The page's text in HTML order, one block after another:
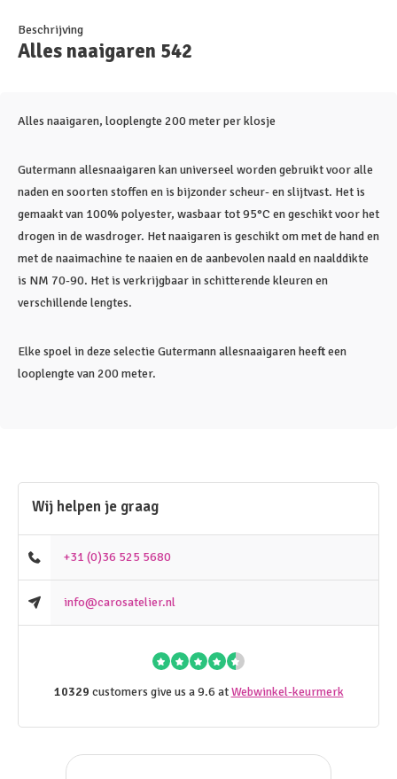
Beschrijving
Alles naaigaren 542
Alles naaigaren, looplengte 200 meter per klosje
Gutermann allesnaaigaren kan universeel worden gebruikt voor alle
naden en soorten stoffen en is bijzonder scheur- en slijtvast. Het is
gemaakt van 100% polyester, wasbaar tot 95°C en geschikt voor het
drogen in de wasdroger. Het naaigaren is geschikt om met de hand en
met de naaimachine te naaien en de aanbevolen naald en naalddikte
is NM 70-90. Het is verkrijgbaar in schitterende kleuren en
verschillende lengtes.
Elke spoel in deze selectie Gutermann allesnaaigaren heeft een
looplengte van 200 meter.
Wij helpen je graag
+31 (0)36 525 5680
info@carosatelier.nl
10329 customers give us a 9.6 atWebwinkel-keurmerk